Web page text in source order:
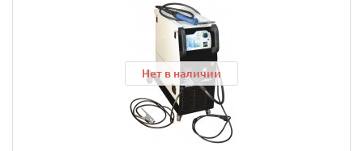
Нет в наличии